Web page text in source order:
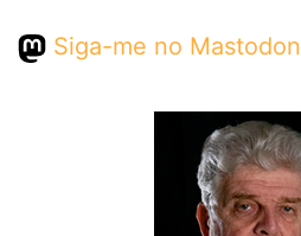
Siga-me no Mastodon